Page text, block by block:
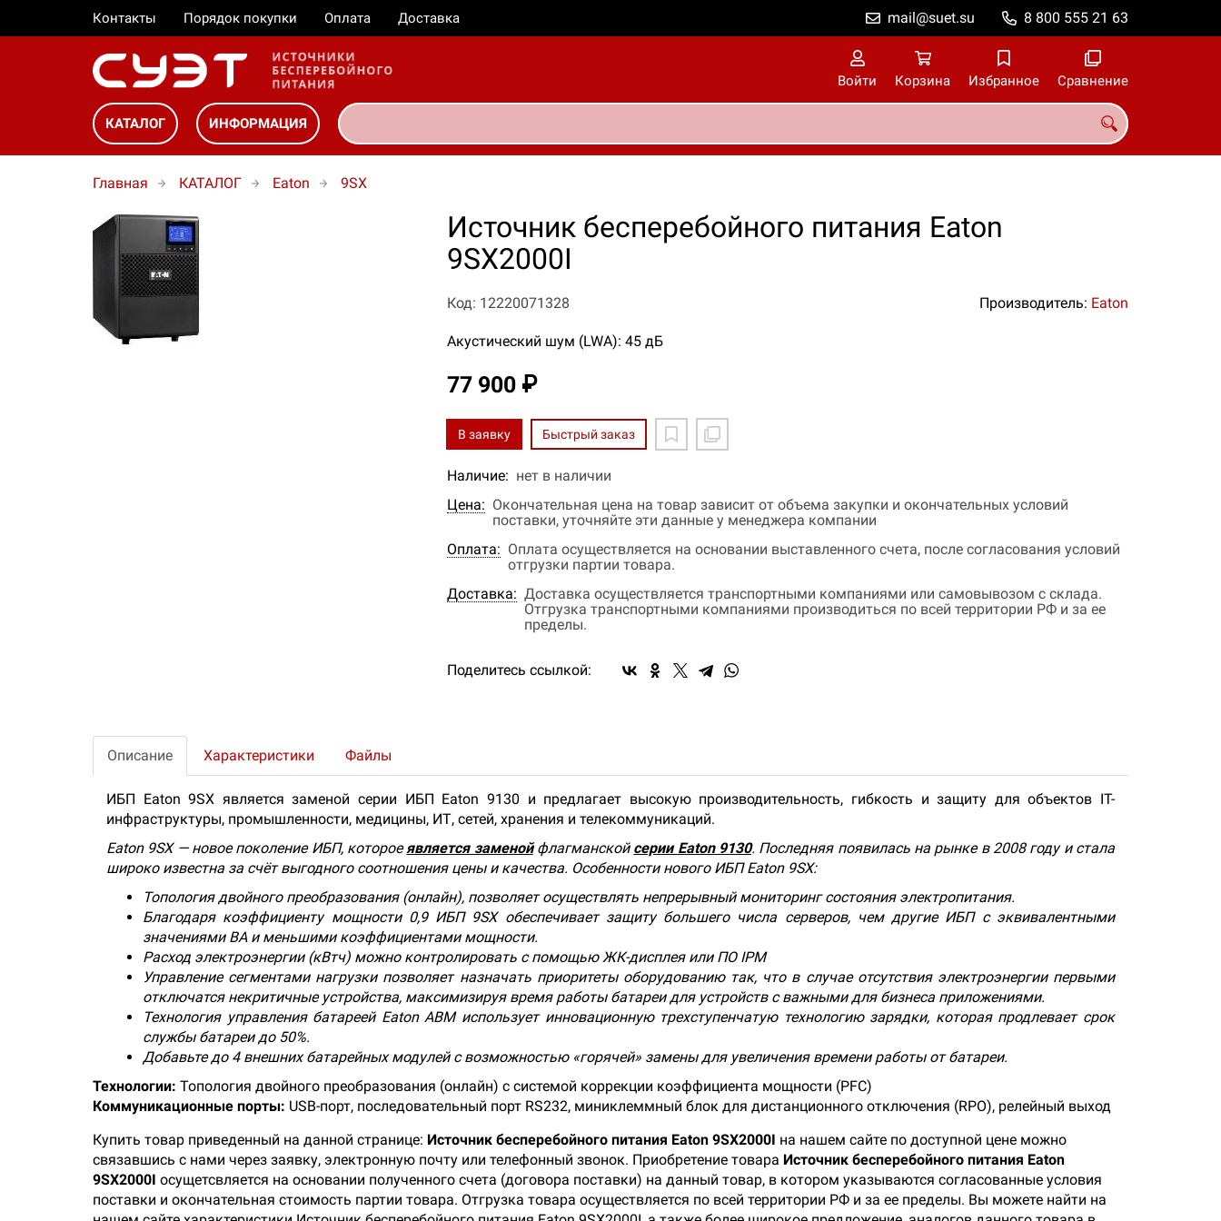
Контакты Порядок покупки Оплата Доставка 8 800 555 21 63
mail@suet.su
Войти Корзина Избранное Сравнение
КАТАЛОГ ИНФОРМАЦИЯ
Главная КАТАЛОГ Eaton 9SX
Источник бесперебойного питания Eaton
9SX2000I
Код: 12220071328 Производитель: Eaton
Акустический шум (LWA): 45 дБ
77 900 ₽
В заявку Быстрый заказ
Наличие: нет в наличии
Цена: Окончательная цена на товар зависит от объема закупки и окончательных условий
поставки, уточняйте эти данные у менеджера компании
Оплата: Оплата осуществляется на основании выставленного счета, после согласования условий
отгрузки партии товара.
Доставка: Доставка осуществляется транспортными компаниями или самовывозом с склада.
Отгрузка транспортными компаниями производиться по всей территории РФ и за ее
пределы.
Поделитесь ссылкой:
Описание Характеристики Файлы
ИБП Eaton 9SX является заменой серии ИБП Eaton 9130 и предлагает высокую производительность, гибкость и защиту для объектов IT-
инфраструктуры, промышленности, медицины, ИТ, сетей, хранения и телекоммуникаций.
Eaton9SX— новое поколение ИБП, котороеявляется заменойфлагманской серии Eaton9130. Последняя появилась на рынке в 2008 году и стала
широко известна за счёт выгодного соотношения цены и качества. Особенности нового ИБПEaton 9SX:
Топология двойного преобразования (онлайн), позволяет осуществлять непрерывный мониторинг состояния электропитания.
Благодаря коэффициенту мощности 0,9 ИБП 9SX обеспечивает защиту большего числа серверов, чем другие ИБП с эквивалентными
значениями ВА и меньшими коэффициентами мощности.
Расход электроэнергии (кВтч) можно контролировать с помощью ЖК-дисплея или ПО IPM
Управление сегментами нагрузки позволяет назначать приоритеты оборудованию так, что в случае отсутствия электроэнергии первыми
отключатся некритичные устройства, максимизируя время работы батареи для устройств с важными для бизнеса приложениями.
Технология управления батареей Eaton ABM использует инновационную трехступенчатую технологию зарядки, которая продлевает срок
службы батареи до 50%.
Добавьте до 4 внешних батарейных модулей с возможностью «горячей» замены для увеличения времени работы от батареи.
Технологии: Топология двойного преобразования (онлайн) с системой коррекции коэффициента мощности (PFC)
Коммуникационные порты: USB-порт, последовательный порт RS232, миниклеммный блок для дистанционного отключения (RPO), релейный выход
Купить товар приведенный на данной странице: Источник бесперебойного питания Eaton 9SX2000I на нашем сайте по доступной цене можно
связавшись с нами через заявку, электронную почту или телефонный звонок. Приобретение товара Источник бесперебойного питания Eaton
9SX2000I осущетсвляется на основании полученного счета (договора поставки) на данный товар, в котором указываются согласованные условия
поставки и окончательная стоимость партии товара. Отгрузка товара осуществляется по всей территории РФ и за ее пределы. Вы можете найти на